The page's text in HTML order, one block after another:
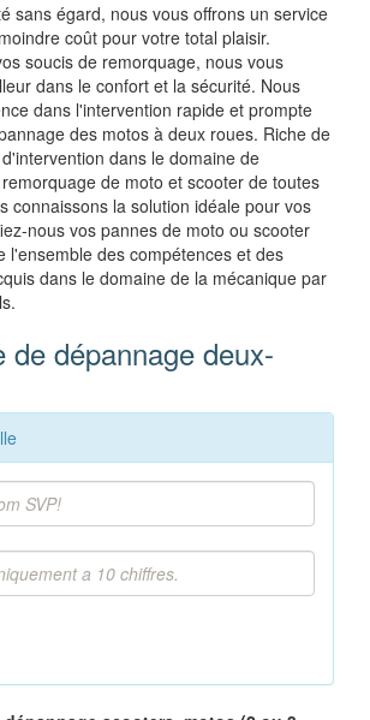
sans égard, nous vous offrons un service
coût pour votre total plaisir.
soucis de remorquage, nous vous
dans le confort et la sécurité. Nous
dans l'intervention rapide et prompte
des motos à deux roues. Riche de
dans le domaine de
de moto et scooter de toutes
connaissons la solution idéale pour vos
nous vos pannes de moto ou scooter
l'ensemble des compétences et des
dans le domaine de la mécanique par
de dépannage deux-